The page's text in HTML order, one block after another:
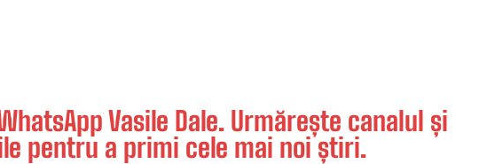
Vasile Dale. Urmărește canalul și
pentru a primi cele mai noi știri.